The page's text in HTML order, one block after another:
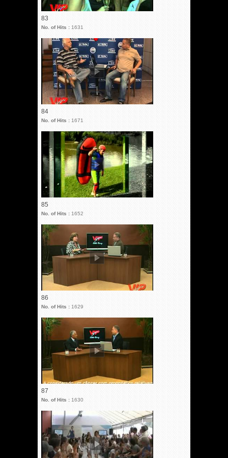
83
No. of Hits : 1631
84
No. of Hits : 1671
85
No. of Hits : 1652
86
No. of Hits : 1629
87
No. of Hits : 1630